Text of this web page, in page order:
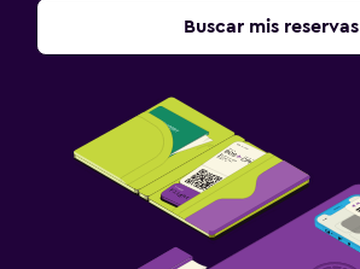
Buscar mis reservas